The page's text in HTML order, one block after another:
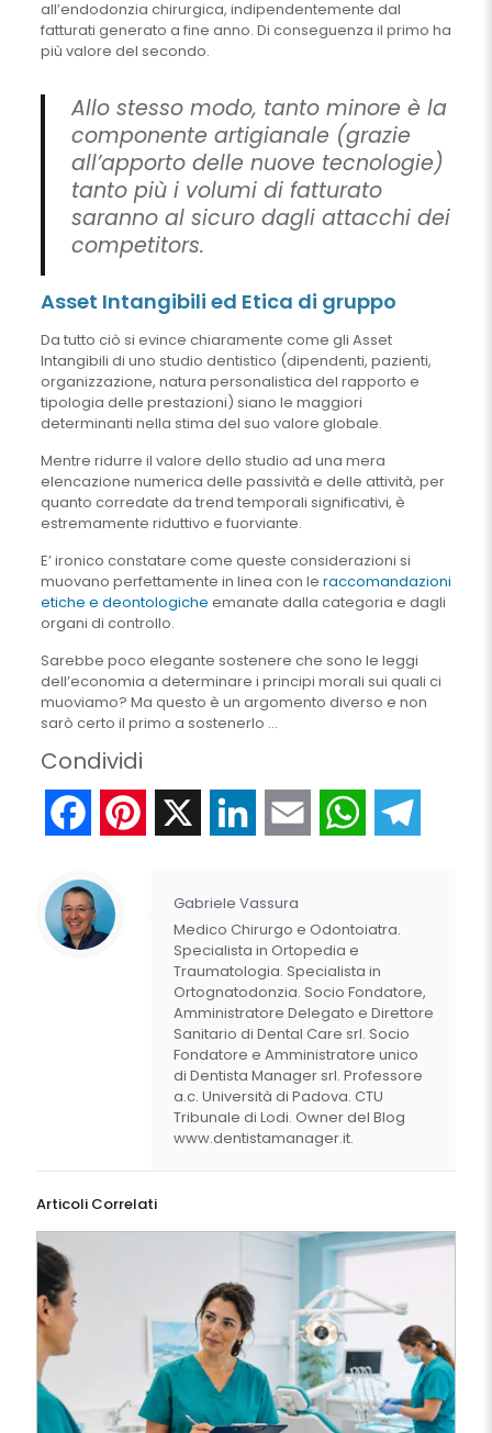
all’endodonzia chirurgica, indipendentemente dal
fatturati generato a fine anno. Di conseguenza il primo ha
più valore del secondo.
Allo stesso modo, tanto minore è la
componente artigianale (grazie
all’apporto delle nuove tecnologie)
tanto più i volumi di fatturato
saranno al sicuro dagli attacchi dei
competitors.
Asset Intangibili ed Etica di gruppo
Da tutto ciò si evince chiaramente come gli Asset
Intangibili di uno studio dentistico (dipendenti, pazienti,
organizzazione, natura personalistica del rapporto e
tipologia delle prestazioni) siano le maggiori
determinanti nella stima del suo valore globale.
Mentre ridurre il valore dello studio ad una mera
elencazione numerica delle passività e delle attività, per
quanto corredate da trend temporali significativi, è
estremamente riduttivo e fuorviante.
E’ ironico constatare come queste considerazioni si
muovano perfettamente in linea con le raccomandazioni
etiche e deontologiche emanate dalla categoria e dagli
organi di controllo.
Sarebbe poco elegante sostenere che sono le leggi
dell’economia a determinare i principi morali sui quali ci
muoviamo? Ma questo è un argomento diverso e non
sarò certo il primo a sostenerlo …
Condividi
FacebookPinterest LinkedIn Email WhatsApp
Gabriele Vassura
Medico Chirurgo e Odontoiatra.
Specialista in Ortopedia e
Traumatologia. Specialista in
Ortognatodonzia. Socio Fondatore,
Amministratore Delegato e Direttore
Sanitario di Dental Care srl. Socio
Fondatore e Amministratore unico
di Dentista Manager srl. Professore
a.c. Università di Padova. CTU
Tribunale di Lodi. Owner del Blog
www.dentistamanager.it.
Articoli Correlati